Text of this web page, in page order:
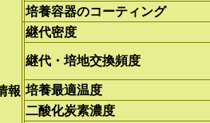
報
培養容器のコーティング
継代密度
継代・培地交換頻度
培養最適温度
二酸化炭素濃度